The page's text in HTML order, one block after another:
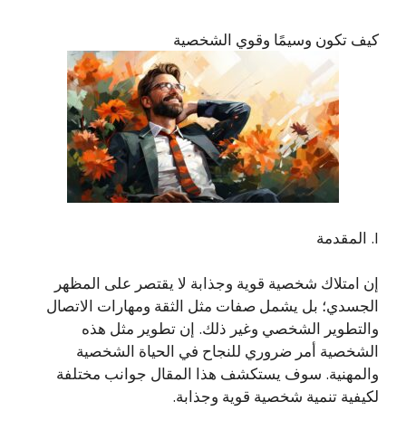
كيف تكون وسيمًا وقوي الشخصية
I. المقدمة
إن امتلاك شخصية قوية وجذابة لا يقتصر على المظهر
الجسدي؛ بل يشمل صفات مثل الثقة ومهارات الاتصال
والتطوير الشخصي وغير ذلك. إن تطوير مثل هذه
الشخصية أمر ضروري للنجاح في الحياة الشخصية
والمهنية. سوف يستكشف هذا المقال جوانب مختلفة
لكيفية تنمية شخصية قوية وجذابة.